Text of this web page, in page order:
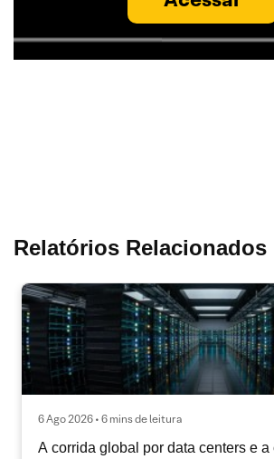
Relatórios Relacionados
6 Ago 2026 • 6 mins de leitura
A corrida global por data centers e